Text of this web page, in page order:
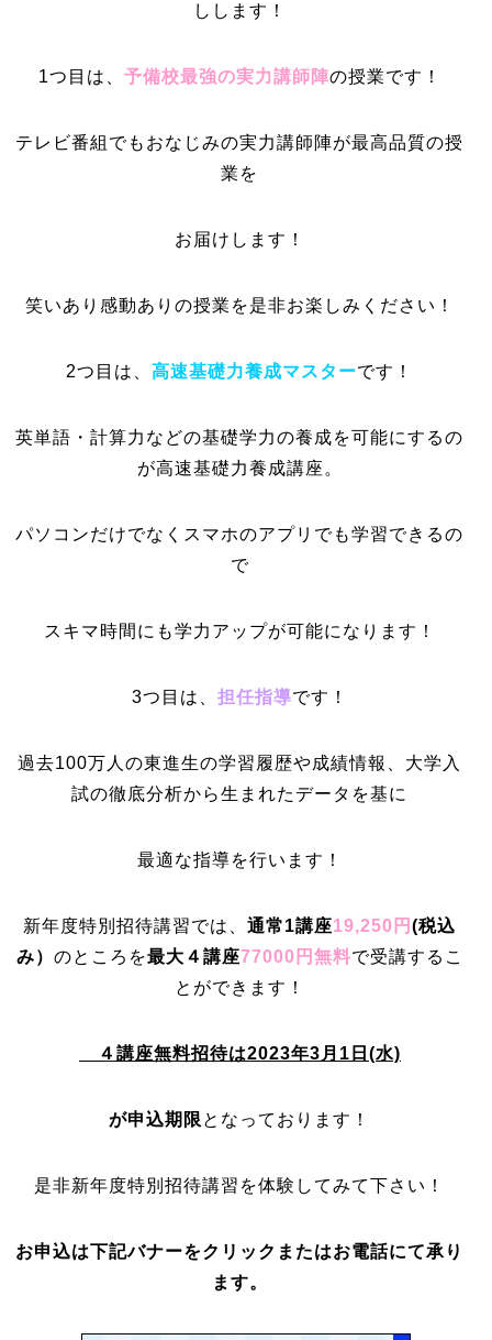
しします！
1つ目は、 予備校最強の実力講師陣の授業です！
テレビ番組でもおなじみの実力講師陣が最高品質の授
業を
お届けします！
笑いあり感動ありの授業を是非お楽しみください！
2つ目は、高速基礎力養成マスターです！
英単語・計算力などの基礎学力の養成を可能にするの
が高速基礎力養成講座。
パソコンだけでなくスマホのアプリでも学習できるの
で
スキマ時間にも学力アップが可能になります！
3つ目は、 担任指導です！
過去100万人の東進生の学習履歴や成績情報、大学入
試の徹底分析から生まれたデータを基に
最適な指導を行います！
新年度特別招待講習では、通常1講座19,250円(税込
み） のところを最大４講座77000円無料で受講するこ
とができます！
４講座無料招待は2023年3月1日(水)
が申込期限 となっております！
是非新年度特別招待講習を体験してみて下さい！
お申込は下記バナーをクリックまたはお電話にて承り
ます。